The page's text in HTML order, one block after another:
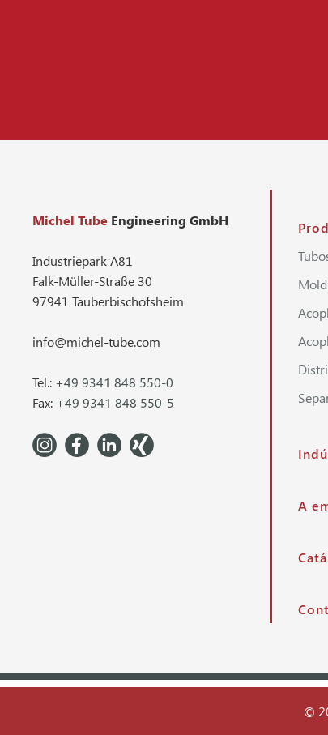
Michel Tube Engineering GmbH
Industriepark A81
Falk-Müller-Straße 30
97941 Tauberbischofsheim
info@michel-tube.com
Tel.: +49 9341 848 550-0
Fax: +49 9341 848 550-5
A
©